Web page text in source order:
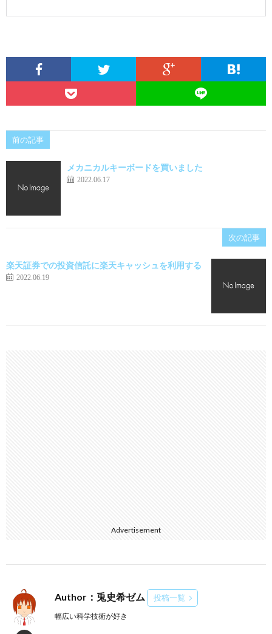
前の記事
メカニカルキーボードを買いました
2022.06.17
次の記事
楽天証券での投資信託に楽天キャッシュを利用する
2022.06.19
Advertisement
Author：兎史希ゼム 投稿一覧
幅広い科学技術が好き